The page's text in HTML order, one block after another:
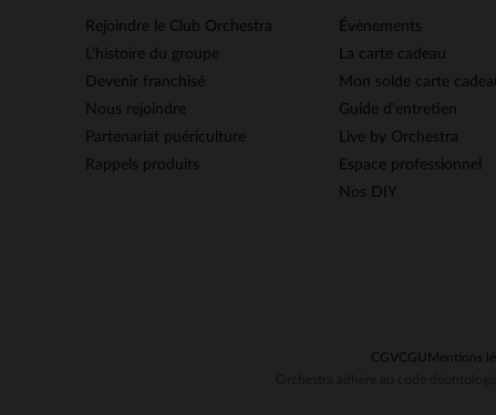
Rejoindre le Club Orchestra
L’histoire du groupe
Devenir franchisé
Nous rejoindre
Partenariat puériculture
Rappels produits
Évènements
La carte cadeau
Mon solde carte
Guide d'entretien
Live by Orchestra
Espace professionnel
Nos DIY
CGVCGU Mentions